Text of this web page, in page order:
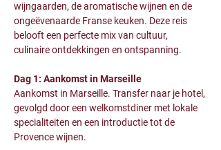
wijngaarden, de aromatische wijnen en de
ongeëvenaarde Franse keuken. Deze reis
belooft een perfecte mix van cultuur,
culinaire ontdekkingen en ontspanning.
Dag 1: Aankomst in Marseille
Aankomst in Marseille. Transfer naar je hotel,
gevolgd door een welkomstdiner met lokale
specialiteiten en een introductie tot de
Provence wijnen.